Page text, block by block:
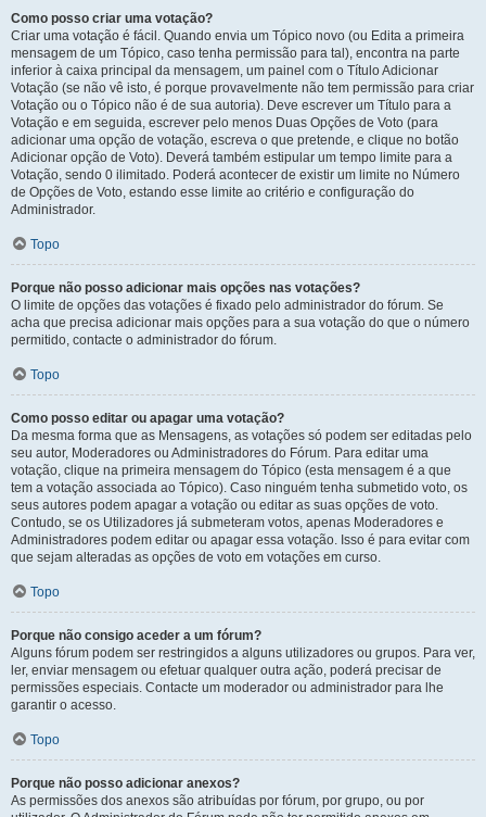
Como posso criar uma votação?
Criar uma votação é fácil. Quando envia um Tópico novo (ou Edita a primeira
mensagem de um Tópico, caso tenha permissão para tal), encontra na parte
inferior à caixa principal da mensagem, um painel com o Título Adicionar
Votação (se não vê isto, é porque provavelmente não tem permissão para criar
Votação ou o Tópico não é de sua autoria). Deve escrever um Título para a
Votação e em seguida, escrever pelo menos Duas Opções de Voto (para
adicionar uma opção de votação, escreva o que pretende, e clique no botão
Adicionar opção de Voto). Deverá também estipular um tempo limite para a
Votação, sendo 0 ilimitado. Poderá acontecer de existir um limite no Número
de Opções de Voto, estando esse limite ao critério e configuração do
Administrador.
Topo
Porque não posso adicionar mais opções nas votações?
O limite de opções das votações é fixado pelo administrador do fórum. Se
acha que precisa adicionar mais opções para a sua votação do que o número
permitido, contacte o administrador do fórum.
Topo
Como posso editar ou apagar uma votação?
Da mesma forma que as Mensagens, as votações só podem ser editadas pelo
seu autor, Moderadores ou Administradores do Fórum. Para editar uma
votação, clique na primeira mensagem do Tópico (esta mensagem é a que
tem a votação associada ao Tópico). Caso ninguém tenha submetido voto, os
seus autores podem apagar a votação ou editar as suas opções de voto.
Contudo, se os Utilizadores já submeteram votos, apenas Moderadores e
Administradores podem editar ou apagar essa votação. Isso é para evitar com
que sejam alteradas as opções de voto em votações em curso.
Topo
Porque não consigo aceder a um fórum?
Alguns fórum podem ser restringidos a alguns utilizadores ou grupos. Para ver,
ler, enviar mensagem ou efetuar qualquer outra ação, poderá precisar de
permissões especiais. Contacte um moderador ou administrador para lhe
garantir o acesso.
Topo
Porque não posso adicionar anexos?
As permissões dos anexos são atribuídas por fórum, por grupo, ou por